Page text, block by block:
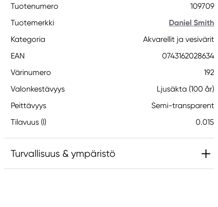
Tuotenumero
109709
Tuotemerkki
Daniel Smith
Kategoria
Akvarellit ja vesivärit
EAN
0743162028634
Värinumero
192
Valonkestävyys
Ljusäkta (100 år)
Peittävyys
Semi-transparent
Tilavuus (l)
0.015
Turvallisuus & ympäristö